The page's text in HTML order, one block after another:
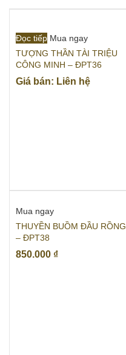
Đọc tiếp Mua ngay
TƯỢNG THẦN TÀI TRIỆU
CÔNG MINH – ĐPT36
Giá bán: Liên hệ
Mua ngay
THUYỀN BUỒM ĐẦU RỒNG
– ĐPT38
850.000 ₫